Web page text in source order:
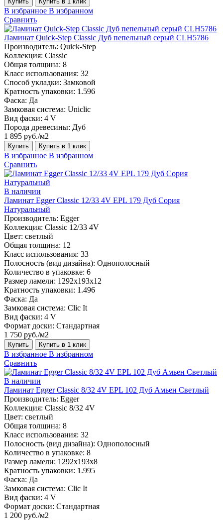
В избранное В избранном
Сравнить
Ламинат Quick-Step Classic Дуб пепельный серый CLH5786
Производитель: Quick-Step
Коллекция: Classic
Общая толщина: 8
Класс использования: 32
Способ укладки: Замковой
Кратность упаковки: 1.596
Фаска: Да
Замковая система: Uniclic
Вид фаски: 4 V
Порода древесины: Дуб
1 895 руб./м2
Купить Купить в 1 клик
В избранное В избранном
Сравнить
В наличии
Ламинат Egger Classic 12/33 4V EPL 179 Дуб Сория
Натуральный
Производитель: Egger
Коллекция: Classic 12/33 4V
Цвет: светлый
Общая толщина: 12
Класс использования: 33
Полосность (вид дизайна): Однополосный
Количество в упаковке: 6
Размер ламели: 1292х193х12
Кратность упаковки: 1.496
Фаска: Да
Замковая система: Clic It
Вид фаски: 4 V
Формат доски: Стандартная
1 750 руб./м2
Купить Купить в 1 клик
В избранное В избранном
Сравнить
В наличии
Ламинат Egger Classic 8/32 4V EPL 102 Дуб Амьен Светлый
Производитель: Egger
Коллекция: Classic 8/32 4V
Цвет: светлый
Общая толщина: 8
Класс использования: 32
Полосность (вид дизайна): Однополосный
Количество в упаковке: 8
Размер ламели: 1292х193х8
Кратность упаковки: 1.995
Фаска: Да
Замковая система: Clic It
Вид фаски: 4 V
Формат доски: Стандартная
1 200 руб./м2